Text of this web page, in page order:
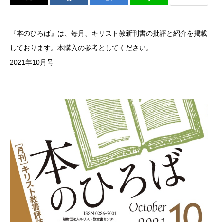
『本のひろば』は、毎月、キリスト教新刊書の批評と紹介を掲載
しております。本購入の参考としてください。
2021年10月号